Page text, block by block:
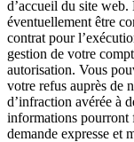
d’accueil du site
éventuellement être
contrat pour
gestion de votre
autorisation. Vous
votre refus auprès de
d’infraction avérée à
informations pourront
demande expresse et